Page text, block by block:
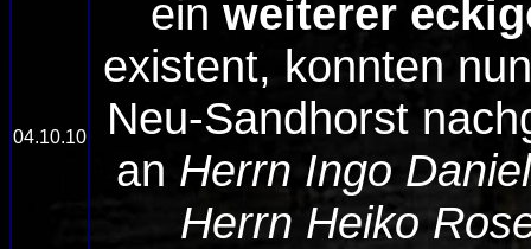
04.10.10
ein weiterer
existent, konnten
Neu-Sandhorst
an Herrn Ingo
Herrn Heiko